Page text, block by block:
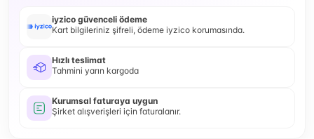
iyzico güvenceli ödeme
Kart bilgileriniz şifreli, ödeme iyzico korumasında.
Hızlı teslimat
Tahmini yarın kargoda
Kurumsal faturaya uygun
Şirket alışverişleri için faturalanır.